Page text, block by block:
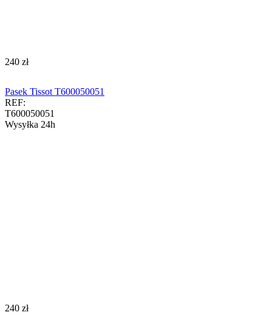
‍240‍ zł
Pasek Tissot T600050051
REF:
T600050051
Wysyłka 24h
‍240‍ zł